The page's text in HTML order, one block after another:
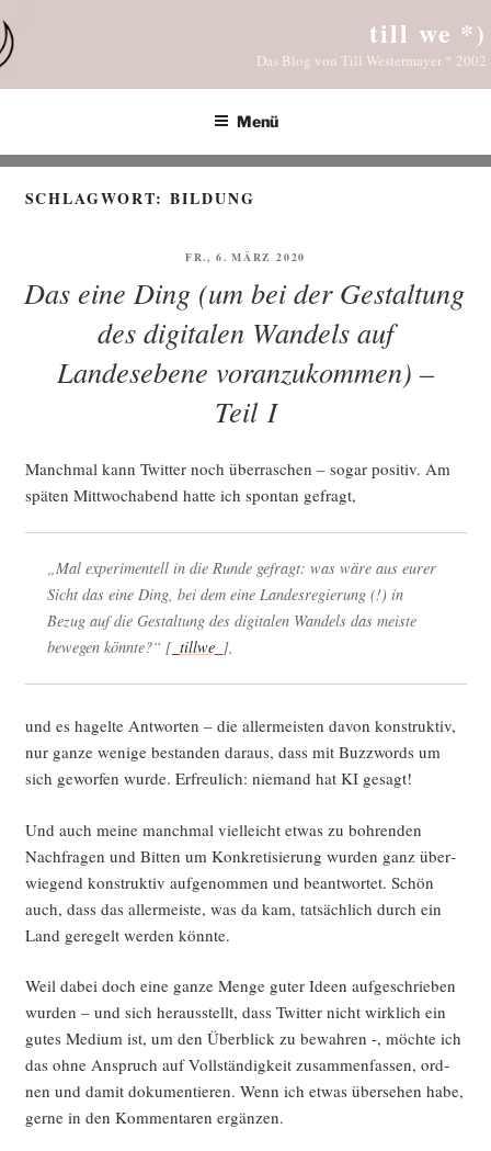
Inhalt
springen
till we *)
Das Blog von Till Westermayer * 2002
Menü
SCHLAGWORT:BILDUNG
VERÖFFENTLICHT
FR., 6. MÄRZ 2020
Das eine Ding (um bei der Gestaltung
des digitalen Wandels auf
Landesebene voranzukommen) –
Teil I
Manch­mal kann Twit­ter noch über­ra­schen – sogar posi­tiv. Am
spä­ten Mitt­woch­abend hat­te ich spon­tan gefragt,
„Mal expe­ri­men­tell in die Run­de gefragt: was wäre aus eurer
Sicht das eine Ding, bei dem eine Lan­des­re­gie­rung (!) in
Bezug auf die Gestal­tung des digi­ta­len Wan­dels das meis­te
bewe­gen könn­te?“ [_tillwe_ ],
und es hagel­te Ant­wor­ten – die aller­meis­ten davon kon­struk­tiv,
nur gan­ze weni­ge bestan­den dar­aus, dass mit Buz­zwords um
sich gewor­fen wur­de. Erfreu­lich: nie­mand hat KI gesagt!
Und auch mei­ne manch­mal viel­leicht etwas zu boh­ren­den
Nach­fra­gen und Bit­ten um Kon­kre­ti­sie­rung wur­den ganz über­
wie­gend kon­struk­tiv auf­ge­nom­men und beant­wor­tet. Schön
auch, dass das aller­meis­te, was da kam, tat­säch­lich durch ein
Land gere­gelt wer­den könnte.
Weil dabei doch eine gan­ze Men­ge guter Ideen auf­ge­schrie­ben
wur­den – und sich her­aus­stellt, dass Twit­ter nicht wirk­lich ein
gutes Medi­um ist, um den Über­blick zu bewah­ren -, möch­te ich
das ohne Anspruch auf Voll­stän­dig­keit zusam­men­fas­sen, ord­
nen und damit doku­men­tie­ren. Wenn ich etwas über­se­hen habe,
ger­ne in den Kom­men­ta­ren ergänzen.